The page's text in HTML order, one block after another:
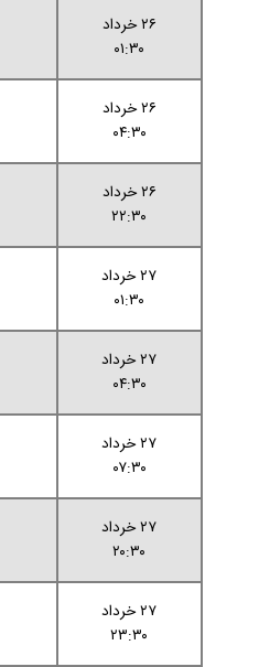
۲۶ خرداد
۰۱:۳۰
۲۶ خرداد
۰۴:۳۰
۲۶ خرداد
۲۲:۳۰
۲۷ خرداد
۰۱:۳۰
۲۷ خرداد
۰۴:۳۰
۲۷ خرداد
۰۷:۳۰
۲۷ خرداد
۲۰:۳۰
۲۷ خرداد
۲۳:۳۰